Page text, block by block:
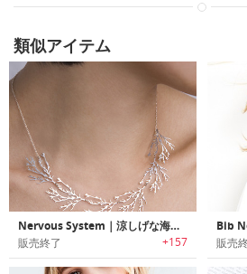
類似アイテム
Nervous System｜涼しげな海藻をモチーフにしたアクセサリーシリーズ「アルジーコレクション」
販売終了 +157 販売